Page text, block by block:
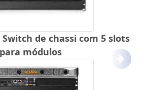
Switch de chassi com 5 slots
para módulos